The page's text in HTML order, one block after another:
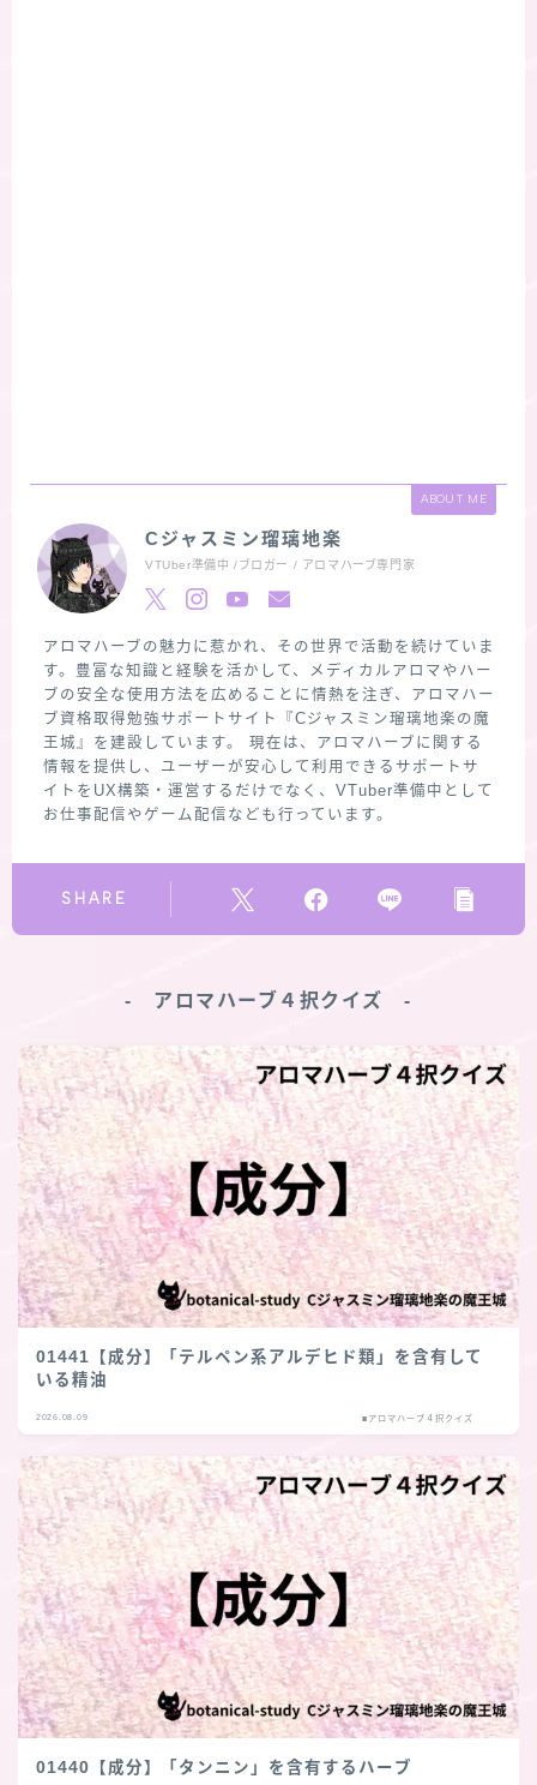
ABOUT ME
Cジャスミン瑠璃地楽
VTUber準備中 /ブロガー / アロマハーブ専門家
アロマハーブの魅力に惹かれ、その世界で活動を続けていま
す。豊富な知識と経験を活かして、メディカルアロマやハー
ブの安全な使用方法を広めることに情熱を注ぎ、アロマハー
ブ資格取得勉強サポートサイト『Cジャスミン瑠璃地楽の魔
王城』を建設しています。 現在は、アロマハーブに関する
情報を提供し、ユーザーが安心して利用できるサポートサ
イトをUX構築・運営するだけでなく、VTuber準備中として
お仕事配信やゲーム配信なども行っています。
SHARE
‐ アロマハーブ４択クイズ ‐
01441【成分】「テルペン系アルデヒド類」を含有して
いる精油
2026.08.09 ■アロマハーブ４択クイズ
01440【成分】「タンニン」を含有するハーブ